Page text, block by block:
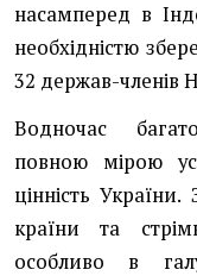
насамперед в
необхідністю
32 держав-членів
Водночас
повною мірою
цінність
країни та
особливо в